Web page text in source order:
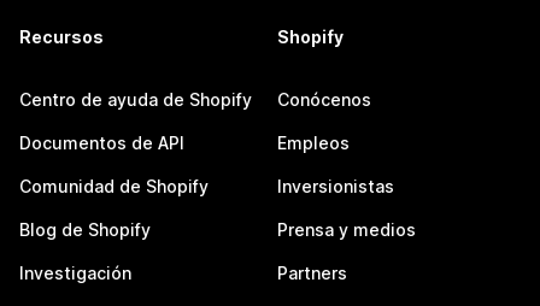
Recursos
Centro de ayuda de Shopify
Documentos de API
Comunidad de Shopify
Blog de Shopify
Investigación
Shopify
Conócenos
Empleos
Inversionistas
Prensa y medios
Partners